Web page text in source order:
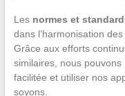
Les normes et
dans l’harmonisation
Grâce aux efforts
similaires, nous pouvons
facilitée et utiliser nos
soyons.